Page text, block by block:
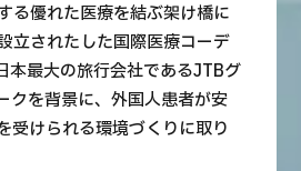
る優れた医療を結ぶ架け橋に
立されたした国際医療コーデ
本最大の旅行会社であるJTBグ
クを背景に、外国人患者が安
受けられる環境づくりに取り